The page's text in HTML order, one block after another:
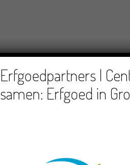
Erfgoedpartners |
samen: Erfgoed in